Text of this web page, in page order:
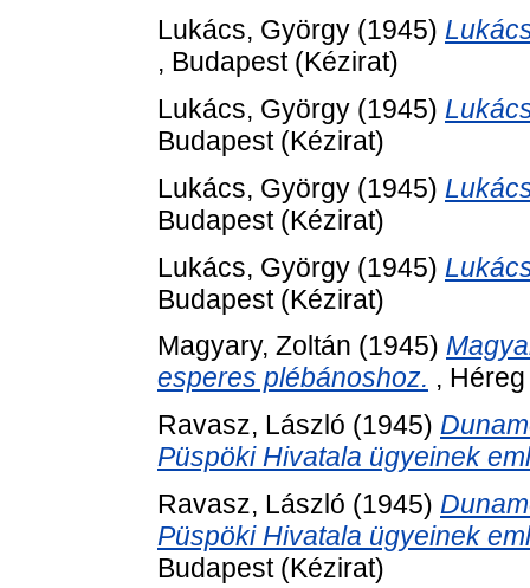
Lukács, György (1945)
, Budapest (Kézirat)
Lukács, György (1945)
Budapest (Kézirat)
Lukács, György (1945)
Budapest (Kézirat)
Lukács, György (1945)
Budapest (Kézirat)
Magyary, Zoltán (1945)
esperes plébánoshoz. ,
Ravasz, László (1945)
Püspöki Hivatala ügyeinek
Ravasz, László (1945)
Püspöki Hivatala ügyeinek
Budapest (Kézirat)